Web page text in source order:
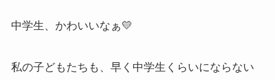
中学生、かわいいなぁ💛
私の子どもたちも、早く中学生くらいにならない